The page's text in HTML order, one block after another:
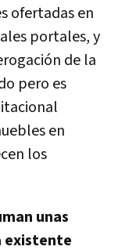
ofertadas en
portales, y
de la
pero es
en
los
unas
existente